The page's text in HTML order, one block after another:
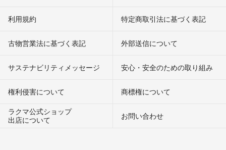
利用規約 特定商取引法に基づく表記
古物営業法に基づく表記 外部送信について
サステナビリティメッセージ 安心・安全のための取り組み
権利侵害について
商標権について
ラクマ公式ショップ
出店について
お問い合わせ